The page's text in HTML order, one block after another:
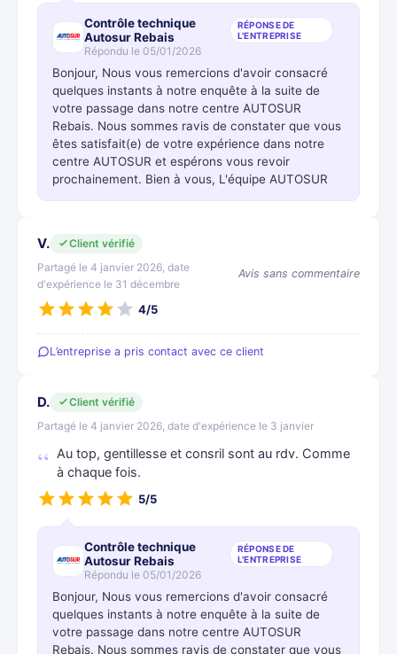
Contrôle technique
Autosur Rebais
RÉPONSE DE
L'ENTREPRISE
Répondu le 05/01/2026
Bonjour, Nous vous remercions d'avoir consacré
quelques instants à notre enquête à la suite de
votre passage dans notre centre AUTOSUR
Rebais. Nous sommes ravis de constater que vous
êtes satisfait(e) de votre expérience dans notre
centre AUTOSUR et espérons vous revoir
prochainement. Bien à vous, L'équipe AUTOSUR
V.
Client vérifié
Partagé le 4 janvier 2026, date
d'expérience le 31 décembre
Avis sans commentaire
4/5
L’entreprise a pris contact avec ce client
D.
Client vérifié
Partagé le 4 janvier 2026, date d'expérience le 3 janvier
Au top, gentillesse et consril sont au rdv. Comme
à chaque fois.
5/5
Contrôle technique
Autosur Rebais
RÉPONSE DE
L'ENTREPRISE
Répondu le 05/01/2026
Bonjour, Nous vous remercions d'avoir consacré
quelques instants à notre enquête à la suite de
votre passage dans notre centre AUTOSUR
Rebais. Nous sommes ravis de constater que vous